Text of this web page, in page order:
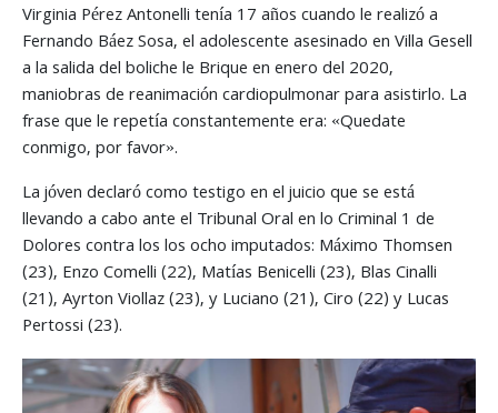
Virginia Pérez Antonelli tenía 17 años cuando le realizó a
Fernando Báez Sosa, el adolescente asesinado en Villa Gesell
a la salida del boliche le Brique en enero del 2020,
maniobras de reanimación cardiopulmonar para asistirlo. La
frase que le repetía constantemente era: «Quedate
conmigo, por favor».
La jóven declaró como testigo en el juicio que se está
llevando a cabo ante el Tribunal Oral en lo Criminal 1 de
Dolores contra los los ocho imputados: Máximo Thomsen
(23), Enzo Comelli (22), Matías Benicelli (23), Blas Cinalli
(21), Ayrton Viollaz (23), y Luciano (21), Ciro (22) y Lucas
Pertossi (23).